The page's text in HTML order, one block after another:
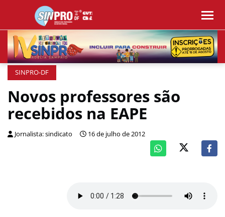
SINPRO-DF
Novos professores são
recebidos na EAPE
Jornalista: sindicato 16 de julho de 2012